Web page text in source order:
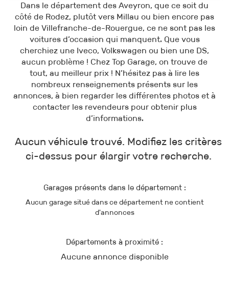
Dans le département des Aveyron, que ce soit du
côté de Rodez, plutôt vers Millau ou bien encore pas
loin de Villefranche-de-Rouergue, ce ne sont pas les
voitures d’occasion qui manquent. Que vous
cherchiez une Iveco, Volkswagen ou bien une DS,
aucun problème ! Chez Top Garage, on trouve de
tout, au meilleur prix ! N’hésitez pas à lire les
nombreux renseignements présents sur les
annonces, à bien regarder les différentes photos et à
contacter les revendeurs pour obtenir plus
d’informations.
Aucun véhicule trouvé. Modifiez les critères
ci-dessus pour élargir votre recherche.
Garages présents dans le département :
Aucun garage situé dans ce département ne contient
d'annonces
Départements à proximité :
Aucune annonce disponible